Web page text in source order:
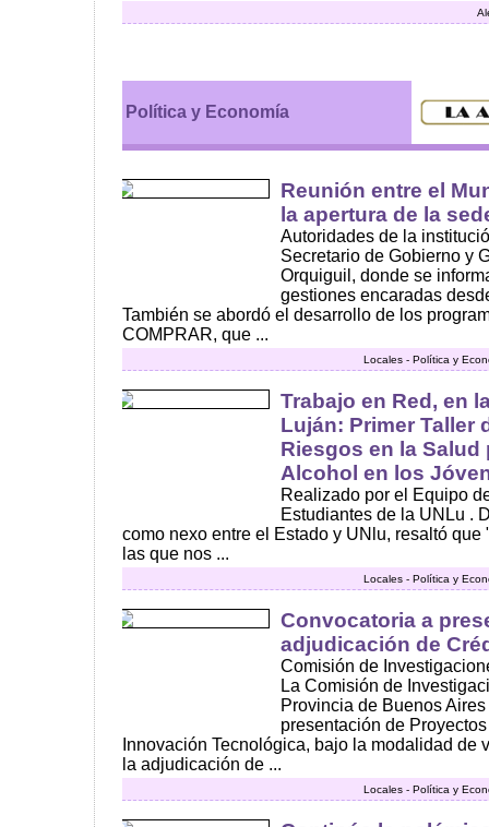
Política y Economía
Reunión entre el
la apertura de la
Autoridades de la
Secretario de Gobierno y
Orquiguil, donde se
gestiones encaradas
También se abordó el desarrollo de los
COMPRAR, que ...
Locales - Política y
Trabajo en Red, en
Luján: Primer Taller
Riesgos en la Salud
Alcohol en los
Realizado por el Equipo
Estudiantes de la UNLu .
como nexo entre el Estado y UNlu, resaltó
las que nos ...
Locales - Política y
Convocatoria a
adjudicación de
Comisión de
La Comisión de
Provincia de Buenos
presentación de
Innovación Tecnológica, bajo la modalidad de
la adjudicación de ...
Locales - Política y